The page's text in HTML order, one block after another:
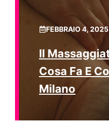
FEBBRAIO 4, 2025
Il
Cosa Fa E
Milano